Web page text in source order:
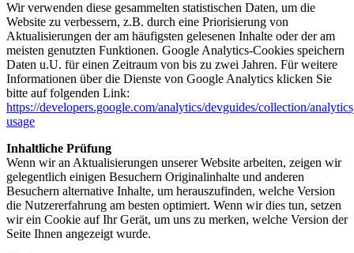
Wir verwenden diese gesammelten statistischen Daten, um die
Website zu verbessern, z.B. durch eine Priorisierung von
Aktualisierungen der am häufigsten gelesenen Inhalte oder der am
meisten genutzten Funktionen. Google Analytics-Cookies speichern
Daten u.U. für einen Zeitraum von bis zu zwei Jahren. Für weitere
Informationen über die Dienste von Google Analytics klicken Sie
bitte auf folgenden Link:
https://developers.google.com/analytics/devguides/collection/
usage
Inhaltliche Prüfung
Wenn wir an Aktualisierungen unserer Website arbeiten, zeigen wir
gelegentlich einigen Besuchern Originalinhalte und anderen
Besuchern alternative Inhalte, um herauszufinden, welche Version
die Nutzererfahrung am besten optimiert. Wenn wir dies tun, setzen
wir ein Cookie auf Ihr Gerät, um uns zu merken, welche Version der
Seite Ihnen angezeigt wurde.